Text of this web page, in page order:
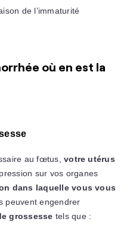
de l’immaturité
où en est la
au fœtus,votre utérus
sur vos organes
dans laquelle vous vous
peuvent engendrer
grossesse tels que :